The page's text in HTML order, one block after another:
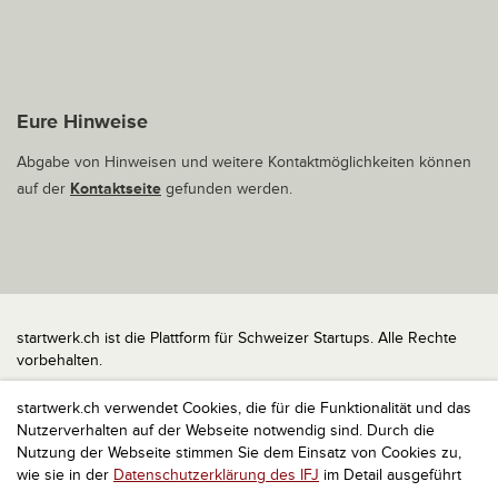
startwerk.ch verwendet Cookies, die für die Funktionalität und das
Nutzerverhalten auf der Webseite notwendig sind. Durch die
Nutzung der Webseite stimmen Sie dem Einsatz von Cookies zu,
wie sie in der Datenschutzerklärung des IFJ im Detail ausgeführt
Eure Hinweise
Abgabe von Hinweisen und weitere Kontaktmöglichkeiten können
auf der Kontaktseite gefunden werden.
startwerk.ch ist die Plattform für Schweizer Startups. Alle Rechte
vorbehalten.
Impressum
Kontakt
nach oben